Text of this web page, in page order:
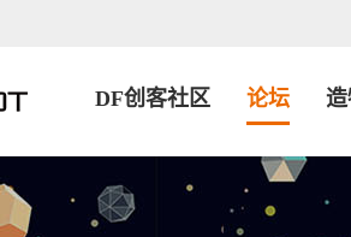
DF创客社区 论坛